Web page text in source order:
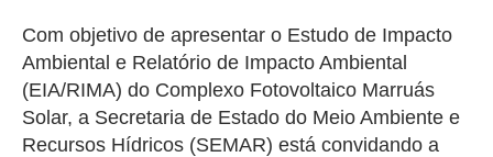
Com objetivo de apresentar o Estudo de Impacto
Ambiental e Relatório de Impacto Ambiental
(EIA/RIMA) do Complexo Fotovoltaico Marruás
Solar, a Secretaria de Estado do Meio Ambiente e
Recursos Hídricos (SEMAR) está convidando a